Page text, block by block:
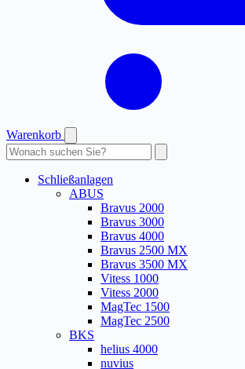
Warenkorb
Produkte
durchsuchen
Schließanlagen
ABUS
Bravus 2000
Bravus 3000
Bravus 4000
Bravus 2500 MX
Bravus 3500 MX
Vitess 1000
Vitess 2000
MagTec 1500
MagTec 2500
BKS
helius 4000
nuvius